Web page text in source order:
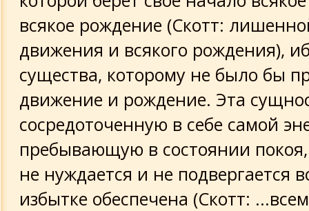
всякое рождение (Скотт:
движения и всякого рождения),
существа, которому не было бы
движение и рождение. Эта
сосредоточенную в себе самой
пребывающую в состоянии
не нуждается и не подвергается
избытке обеспечена (Скотт:
О мышлении и об ощущении
Ум к Гермесу
О Всеобщем Уме
Тайная проповедь на горе о
правиле молчания
Здоровье души